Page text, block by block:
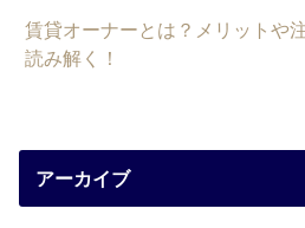
賃貸オーナーとは？メリットや
読み解く！
アーカイブ